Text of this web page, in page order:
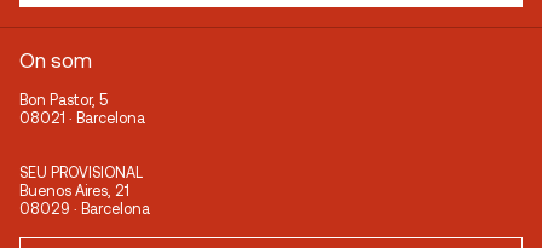
On som
Bon Pastor, 5
08021 · Barcelona
SEU PROVISIONAL
Buenos Aires, 21
08029 · Barcelona